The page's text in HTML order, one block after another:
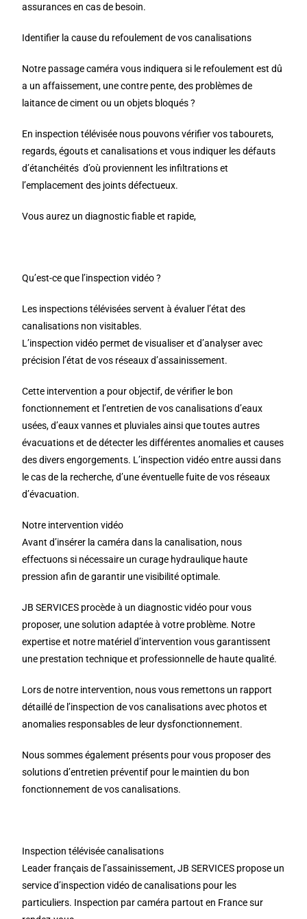
assurances en cas de besoin.
Identifier la cause du refoulement de vos canalisations
Notre passage caméra vous indiquera si le refoulement est dû
a un affaissement, une contre pente, des problèmes de
laitance de ciment ou un objets bloqués ?
En inspection télévisée nous pouvons vérifier vos tabourets,
regards, égouts et canalisations et vous indiquer les défauts
d’étanchéités d’où proviennent les infiltrations et
l’emplacement des joints défectueux.
Vous aurez un diagnostic fiable et rapide,
Qu’est-ce que l’inspection vidéo ?
Les inspections télévisées servent à évaluer l’état des
canalisations non visitables.
L’inspection vidéo permet de visualiser et d’analyser avec
précision l’état de vos réseaux d’assainissement.
Cette intervention a pour objectif, de vérifier le bon
fonctionnement et l’entretien de vos canalisations d’eaux
usées, d’eaux vannes et pluviales ainsi que toutes autres
évacuations et de détecter les différentes anomalies et causes
des divers engorgements. L’inspection vidéo entre aussi dans
le cas de la recherche, d’une éventuelle fuite de vos réseaux
d’évacuation.
Notre intervention vidéo
Avant d’insérer la caméra dans la canalisation, nous
effectuons si nécessaire un curage hydraulique haute
pression afin de garantir une visibilité optimale.
JB SERVICES procède à un diagnostic vidéo pour vous
proposer, une solution adaptée à votre problème. Notre
expertise et notre matériel d’intervention vous garantissent
une prestation technique et professionnelle de haute qualité.
Lors de notre intervention, nous vous remettons un rapport
détaillé de l’inspection de vos canalisations avec photos et
anomalies responsables de leur dysfonctionnement.
Nous sommes également présents pour vous proposer des
solutions d’entretien préventif pour le maintien du bon
fonctionnement de vos canalisations.
Inspection télévisée canalisations
Leader français de l’assainissement, JB SERVICES propose un
service d’inspection vidéo de canalisations pour les
particuliers. Inspection par caméra partout en France sur